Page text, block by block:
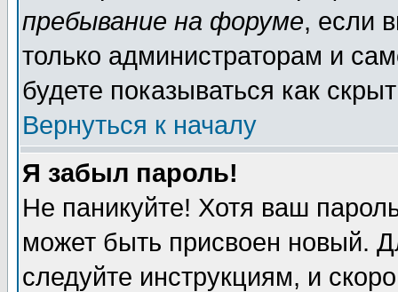
пребывание на форуме, если
только администраторам и
будете показываться как
Вернуться к началу
Я забыл пароль!
Не паникуйте! Хотя ваш
может быть присвоен новый.
следуйте инструкциям, и